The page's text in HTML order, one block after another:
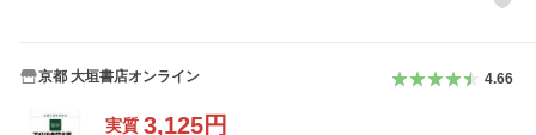
京都 大垣書店オンライン 4.66
実質 3,125円